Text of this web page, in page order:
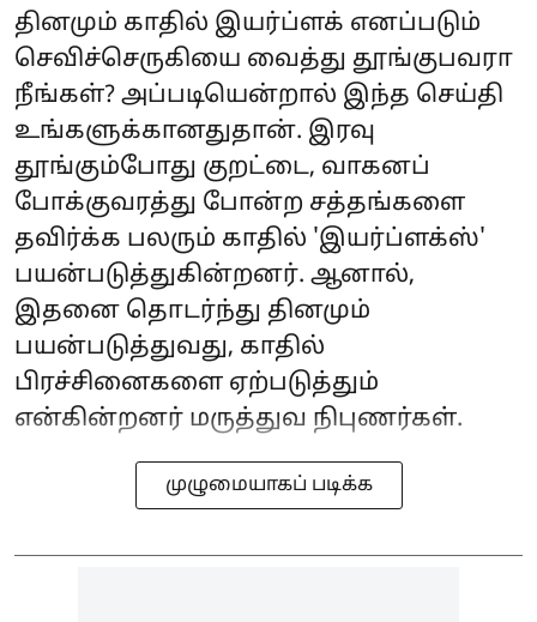
தினமும் காதில் இயர்ப்ளக் எனப்படும்
செவிச்செருகியை வைத்து தூங்குபவரா
நீங்கள்? அப்படியென்றால் இந்த செய்தி
உங்களுக்கானதுதான். இரவு
தூங்கும்போது குறட்டை, வாகனப்
போக்குவரத்து போன்ற சத்தங்களை
தவிர்க்க பலரும் காதில் 'இயர்ப்ளக்ஸ்'
பயன்படுத்துகின்றனர். ஆனால்,
இதனை தொடர்ந்து தினமும்
பயன்படுத்துவது, காதில்
பிரச்சினைகளை ஏற்படுத்தும்
என்கின்றனர் மருத்துவ நிபுணர்கள்.
முழுமையாகப் படிக்க